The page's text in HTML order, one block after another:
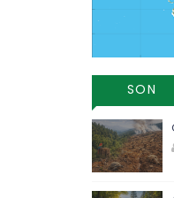
SON
EKLENENLER